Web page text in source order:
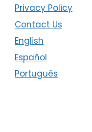
Privacy Policy
Contact Us
English
Español
Português